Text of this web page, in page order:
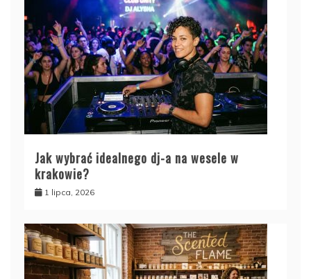
Jak wybrać idealnego dj-a na wesele w
krakowie?
1 lipca, 2026